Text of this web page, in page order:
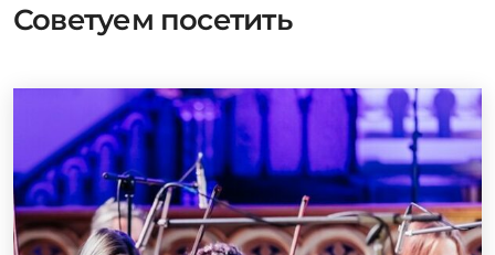
Советуем посетить